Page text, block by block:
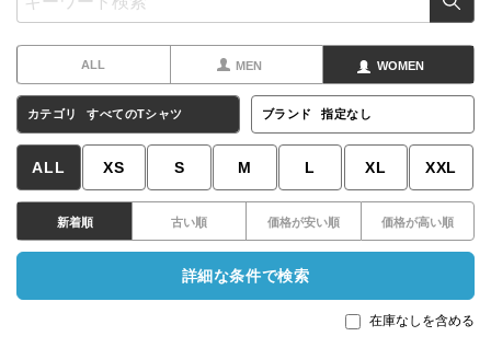
ALL MEN WOMEN
カテゴリ すべてのTシャツ ブランド 指定なし
ALL XS S M L XL XXL
新着順 古い順 価格が安い順 価格が高い順
詳細な条件で検索
在庫なしを含める